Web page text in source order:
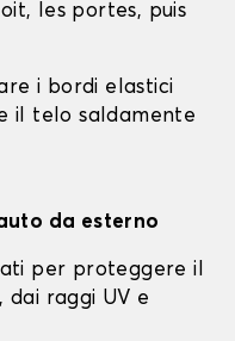
les portes, puis
i bordi elastici
il telo saldamente
da esterno
per proteggere il
raggi UV e